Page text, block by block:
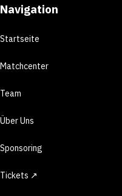
Navigation
Startseite
Matchcenter
Team
Über Uns
Sponsoring
Tickets ↗